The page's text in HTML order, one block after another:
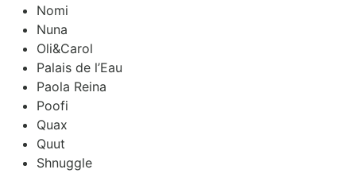
Nomi
Nuna
Oli&Carol
Palais de l’Eau
Paola Reina
Poofi
Quax
Quut
Shnuggle